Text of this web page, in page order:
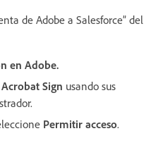
de Adobe a Salesforce” del
en Adobe.
Sign usando sus
Permitir acceso.